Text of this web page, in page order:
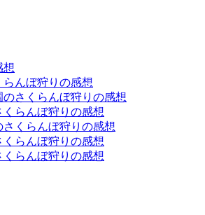
想
んぼ狩りの感想
のさくらんぼ狩りの感想
らんぼ狩りの感想
くらんぼ狩りの感想
らんぼ狩りの感想
らんぼ狩りの感想